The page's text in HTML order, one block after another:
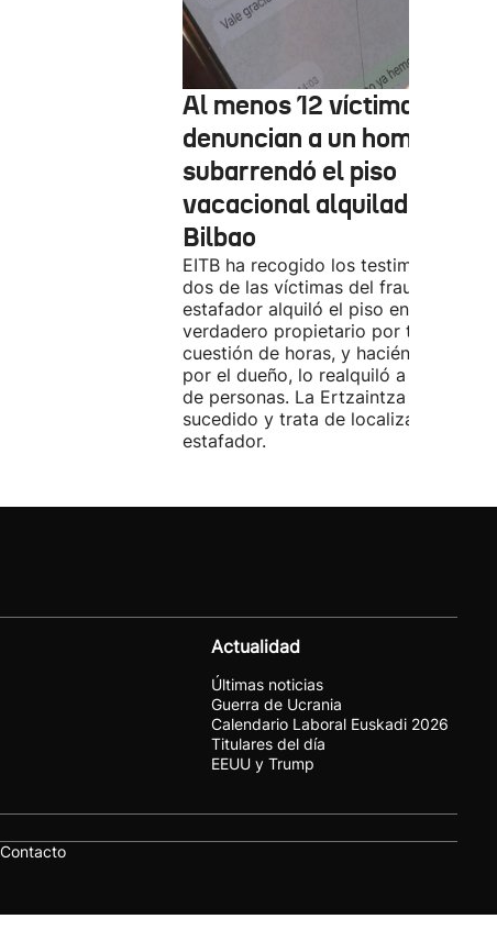
Al menos 12 víctimas
denuncian a un hombre
subarrendó el piso
vacacional alquilado en
Bilbao
EITB ha recogido los testimonios de
dos de las víctimas del fraude. El
estafador alquiló el piso en Airbnb a
verdadero propietario por tres días.
cuestión de horas, y haciéndose
por el dueño, lo realquiló a una
de personas. La Ertzaintza investiga
sucedido y trata de localizar al
estafador.
Actualidad
Últimas noticias
Guerra de Ucrania
Calendario Laboral Euskadi 2026
Titulares del día
EEUU y Trump
Contacto